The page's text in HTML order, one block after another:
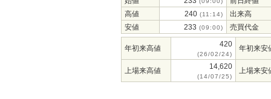
高値
240 (11:14)
出来高
安値
233 (09:00) 売買代金
年初来高値 420
(26/02/24)
年初来安
上場来高値 14,620
(14/07/25)
上場来安